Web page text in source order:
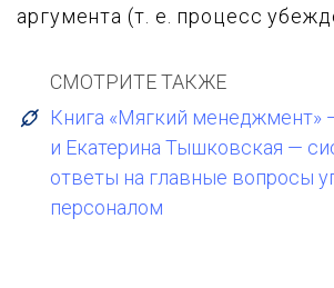
аргумента (т. е. процесс
СМОТРИТЕ ТАКЖЕ
Книга «Мягкий менеджмент»
и Екатерина Тышковская —
ответы на главные вопросы
персоналом